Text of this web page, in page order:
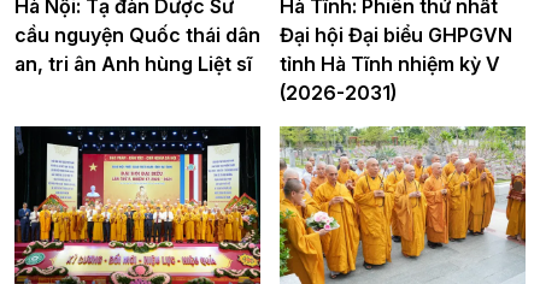
Hà Nội: Tạ đàn Dược Sư
cầu nguyện Quốc thái dân
an, tri ân Anh hùng Liệt sĩ
Hà Tĩnh: Phiên thứ nhất
Đại hội Đại biểu GHPGVN
tỉnh Hà Tĩnh nhiệm kỳ V
(2026-2031)